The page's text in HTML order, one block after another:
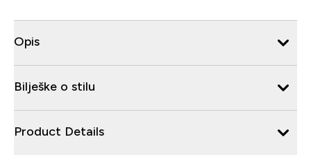
Opis
Bilješke o stilu
Product Details